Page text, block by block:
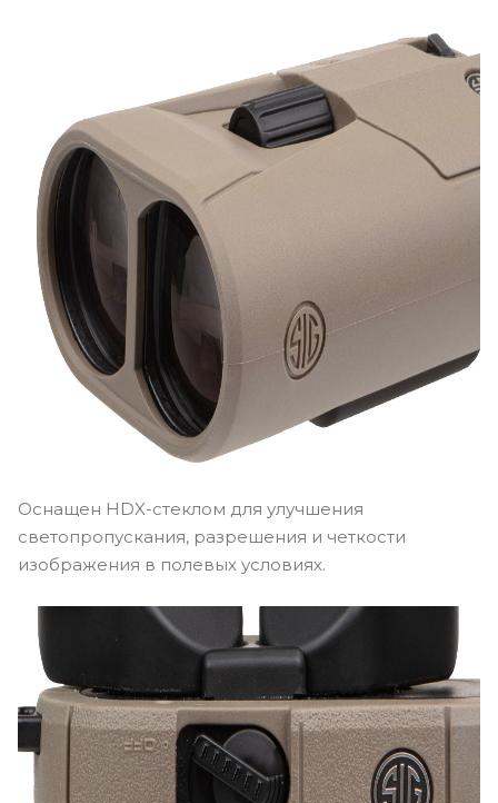
Оснащен HDX-стеклом для улучшения
светопропускания, разрешения и четкости
изображения в полевых условиях.